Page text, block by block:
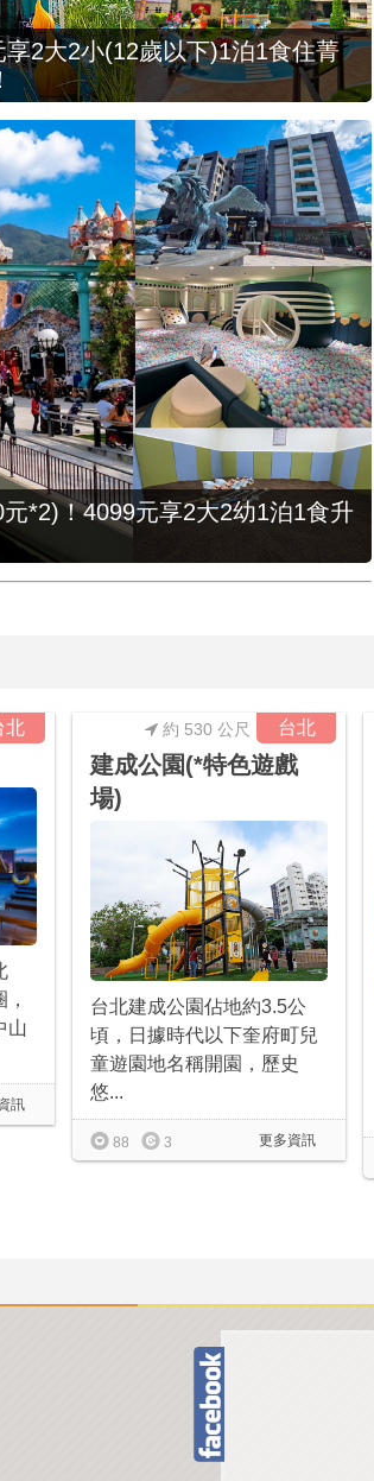
2大2小(12歲以下)1泊1食住菁
*2)！4099元享2大2幼1泊1食升
北
山
訊
台北
約 530 公尺
建成公園(*特色遊戲
場)
台北建成公園佔地約3.5公
頃，日據時代以下奎府町兒
童遊園地名稱開園，歷史
悠...
更多資訊
88 3